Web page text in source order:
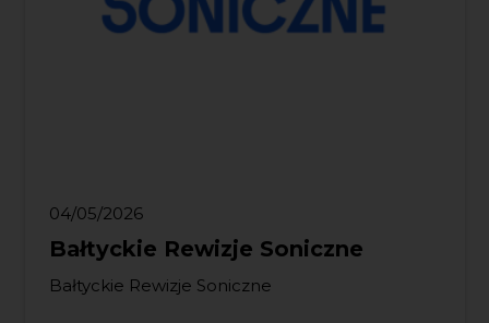
04/05/2026
Bałtyckie Rewizje Soniczne
Bałtyckie Rewizje Soniczne